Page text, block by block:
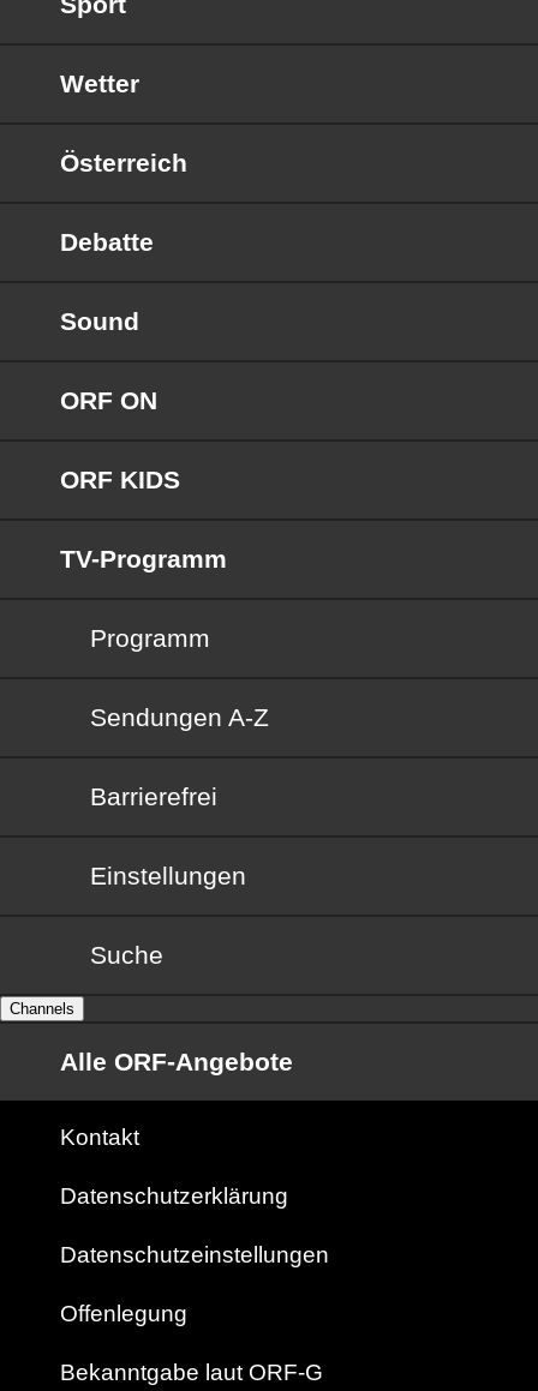
Wetter
Österreich
Debatte
Sound
ORF ON
ORF KIDS
TV-Programm
Programm
Sendungen von A bis Z
Sendungen A-Z
Barrierefrei
Barrierefrei
Einstellungen
Suche
Channels
Alle ORF-Angebote
Kontakt
Datenschutzerklärung
Datenschutzeinstellungen
Offenlegung
Bekanntgabe laut ORF-G